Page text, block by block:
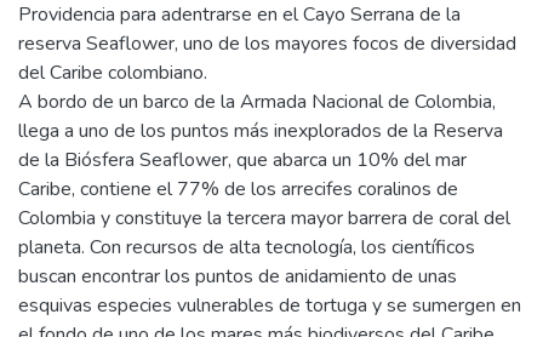
Providencia para adentrarse en el Cayo Serrana de la
reserva Seaflower, uno de los mayores focos de diversidad
del Caribe colombiano.
A bordo de un barco de la Armada Nacional de Colombia,
llega a uno de los puntos más inexplorados de la Reserva
de la Biósfera Seaflower, que abarca un 10% del mar
Caribe, contiene el 77% de los arrecifes coralinos de
Colombia y constituye la tercera mayor barrera de coral del
planeta. Con recursos de alta tecnología, los científicos
buscan encontrar los puntos de anidamiento de unas
esquivas especies vulnerables de tortuga y se sumergen en